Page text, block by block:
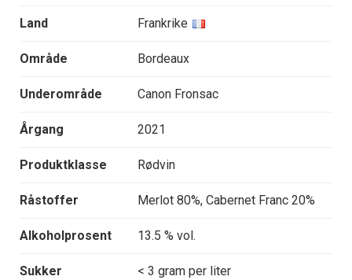
Land Frankrike
Område Bordeaux
Underområde Canon Fronsac
Årgang 2021
Produktklasse Rødvin
Råstoffer Merlot 80%, Cabernet Franc 20%
Alkoholprosent 13.5 % vol.
Sukker < 3 gram per liter